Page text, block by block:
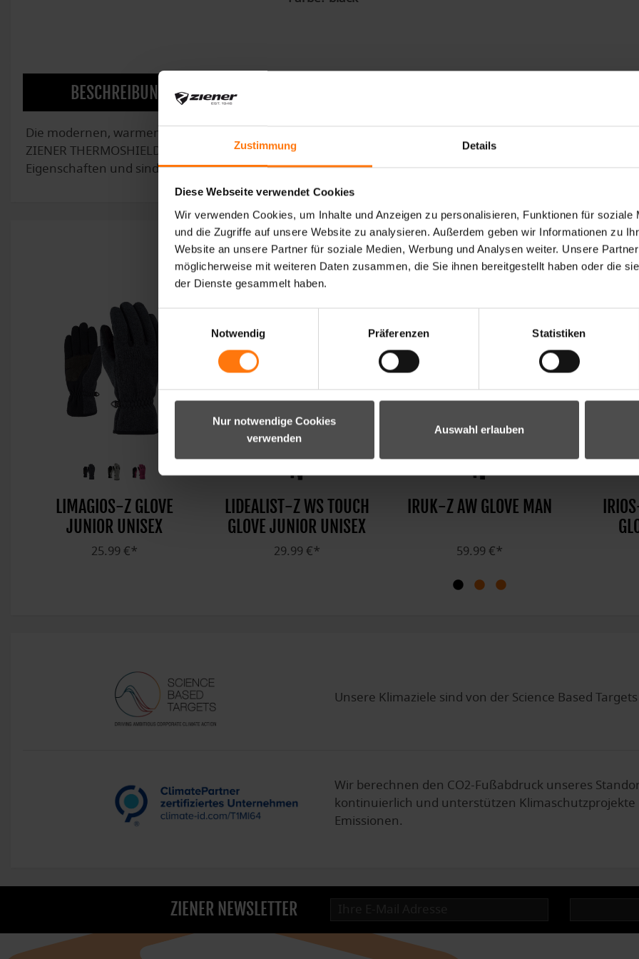
Zustimmung Details
Diese Webseite verwendet Cookies
Wir verwenden Cookies, um Inhalte und Anzeigen zu personalisieren, Funktionen für soziale
und die Zugriffe auf unsere Website zu analysieren. Außerdem geben wir Informationen zu
Website an unsere Partner für soziale Medien, Werbung und Analysen weiter. Unsere
möglicherweise mit weiteren Daten zusammen, die Sie ihnen bereitgestellt haben oder die
der Dienste gesammelt haben.
Notwendig
Präferenzen Statistiken
Nur notwendige Cookies
verwenden
Auswahl erlauben
BESCHREIBUNG
Die modernen, warmen ZIENER Freizeitfäustlinge ISACADA-Z MITTEN LADY für Frauen punkten mit ihrer
ZIENER THERMOSHIELD sind die Fäustlinge mit einer warmen und besonders weichen Wattierung
Eigenschaften und sind die optimale Begleitung im Winter.
DAS KÖNNTE SIE AUCH INTERESSIEREN
LIMAGIOS-Z GLOVE
JUNIOR UNISEX
25.99 €*
LIDEALIST-Z WS TOUCH
GLOVE JUNIOR UNISEX
29.99 €*
IRUK-Z AW GLOVE MAN
59.99 €*
Unsere Klimaziele sind von der Science Based
Wir berechnen den CO2-Fußabdruck unseres
kontinuierlich und unterstützen
Emissionen.
ZIENER NEWSLETTER